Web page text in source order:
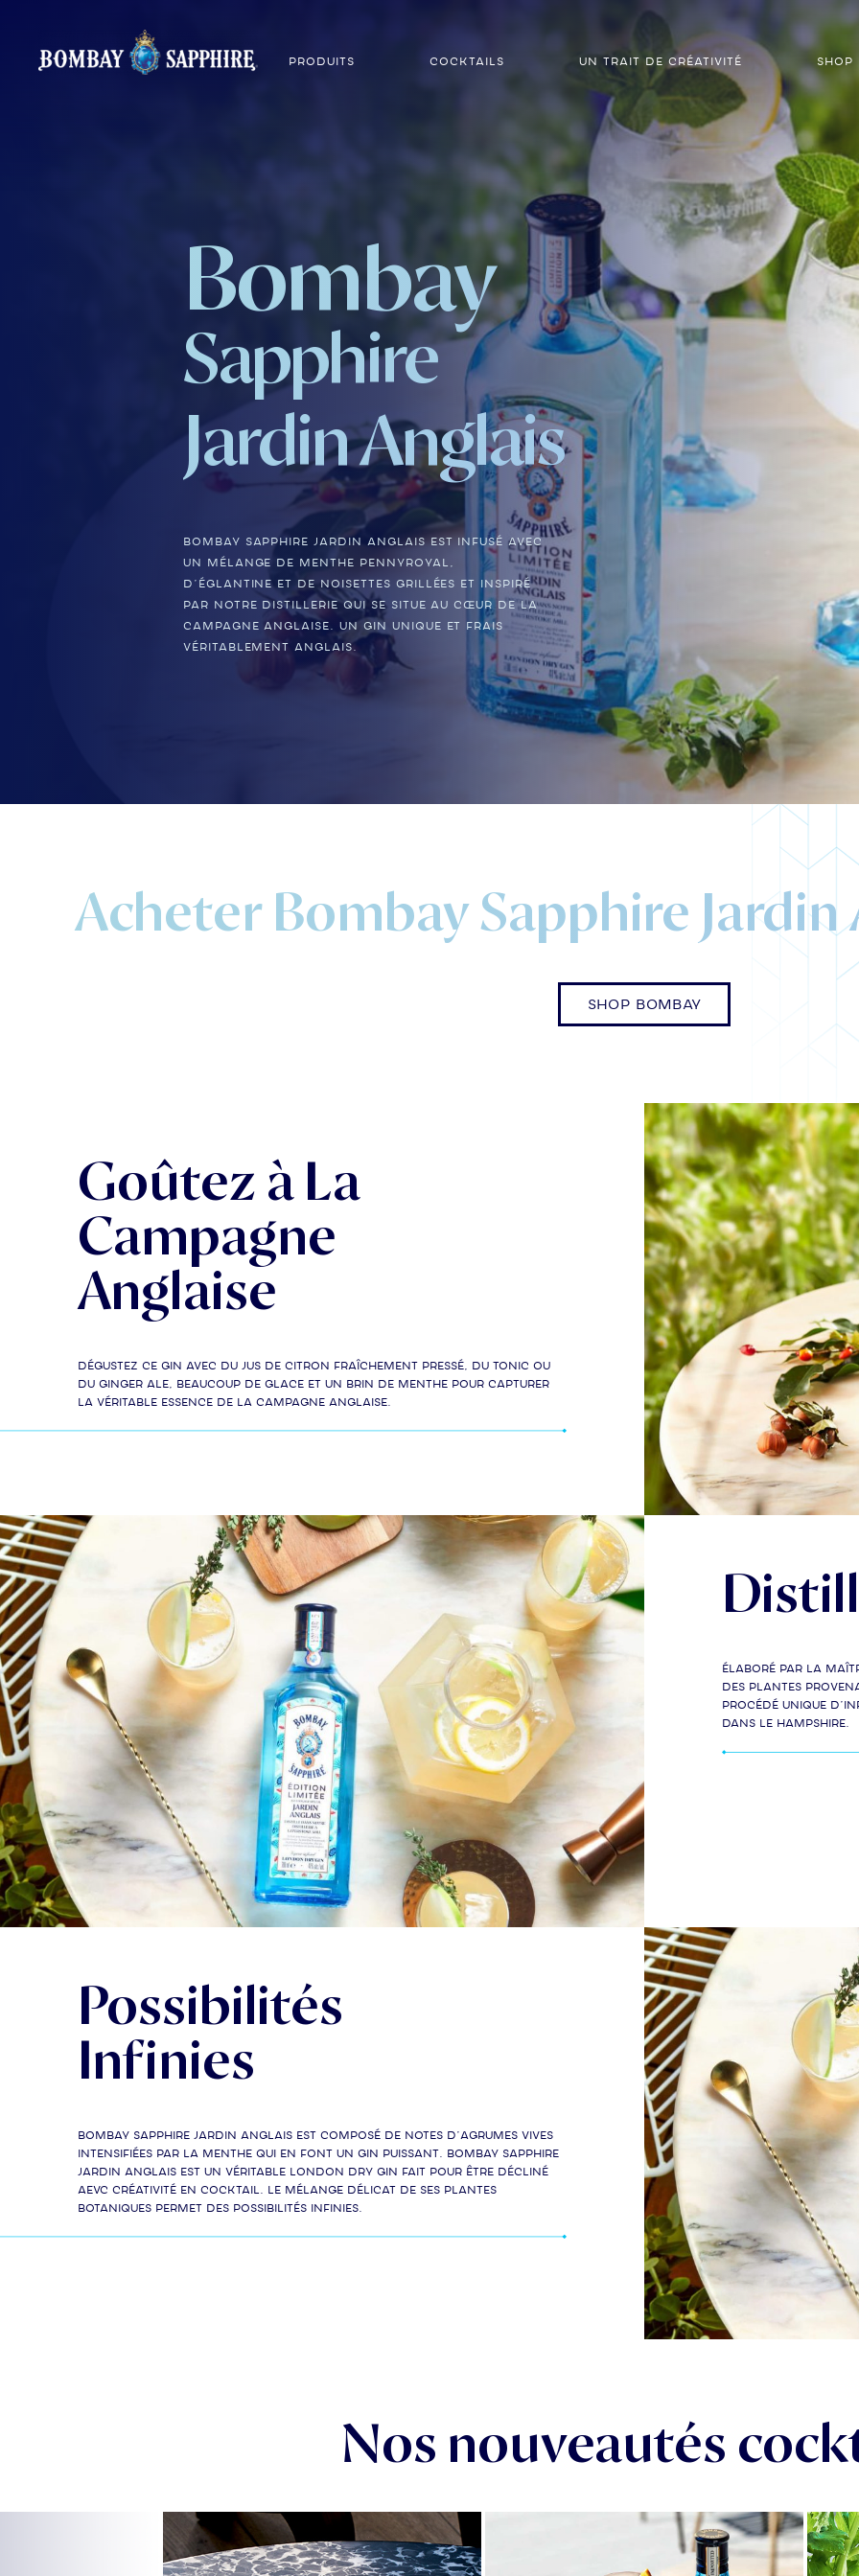
PRODUITS COCKTAILS UN TRAIT DE CRÉATIVITÉ SHOP
Bombay
Sapphire
Jardin Anglais
Bombay Sapphire Jardin Anglais est infusé avec
un mélange de menthe pennyroyal,
d’églantine et de noisettes grillées et inspiré
par notre distillerie qui se situe au cœur de la
campagne anglaise. Un gin unique et frais
véritablement anglais.
Acheter Bombay Sapphire Jardin
SHOP BOMBAY
Goûtez à La
Campagne
Anglaise
Dégustez ce Gin avec du jus de citron fraîchement pressé, du tonic ou
du Ginger Ale, beaucoup de glace et un brin de menthe pour capturer
la véritable essence de la campagne anglaise.
Élaboré par la
des plantes
procédé unique
dans le Hampshire.
Possibilités
Infinies
Bombay Sapphire Jardin Anglais est composé de notes d’agrumes vives
intensifiées par la menthe qui en font un gin puissant. Bombay Sapphire
Jardin Anglais est un véritable London Dry Gin fait pour être décliné
aevc créativité en cocktail. Le mélange délicat de ses plantes
botaniques permet des possibilités infinies.
Nos nouveautés